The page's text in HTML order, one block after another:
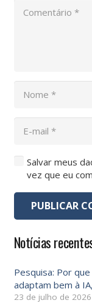
Salvar meus
vez que eu
PUBLICAR
Notícias
Pesquisa: Por
adaptam bem à
23 de julho de 2026